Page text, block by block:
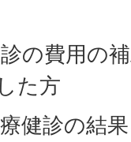
の費用の
た方
健診の結